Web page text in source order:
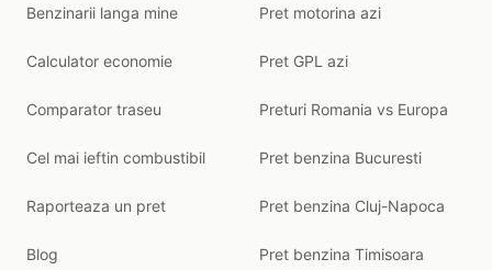
Benzinarii langa mine
Calculator economie
Comparator traseu
Cel mai ieftin combustibil
Raporteaza un pret
Blog
Pret motorina azi
Pret GPL azi
Preturi Romania vs Europa
Pret benzina Bucuresti
Pret benzina Cluj-Napoca
Pret benzina Timisoara